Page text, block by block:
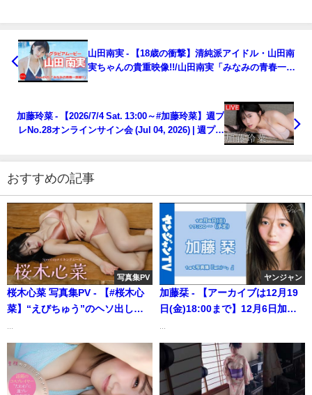
山田南実 - 【18歳の衝撃】清純派アイドル・山田南
実ちゃんの貴重映像!!/山田南実「みなみの青春一直
加藤玲菜 - 【2026/7/4 Sat. 13:00～#加藤玲菜】週プ
レNo.28オンラインサイン会 (Jul 04, 2026) | 週プレ
おすすめの記事
写真集PV
桜木心菜 写真集PV - 【#桜木心
菜】“えびちゅう”のヘソ出しマ
『Speed up』好評発売中！
Cocona Sakuragi（Jul 29,
2025） | 週プレChannel【集英
ヤンジャン
加藤栞 - 【アーカイブは12月19
日(金)18:00まで】12月6日加藤
ンジャンTV【集英社ヤングジャ
ンプ公式】さんより